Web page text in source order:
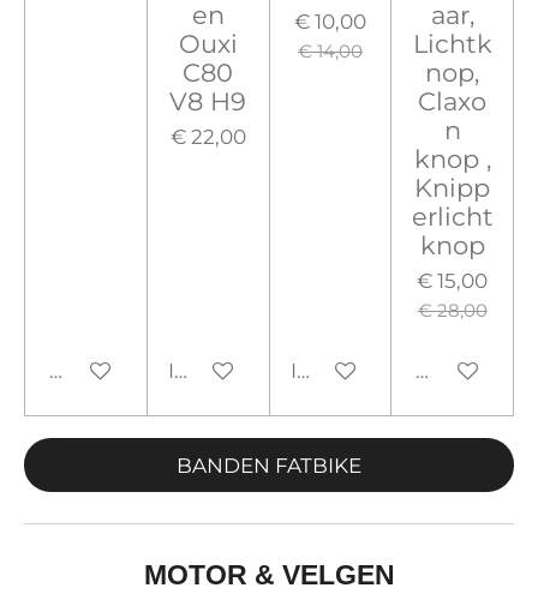
Houd mij op de hoogte
en
Ouxi
C80
V8 H9
€ 22,00
In winkelwagen
€ 10,00
€ 14,00
In winkelwagen
aar,
Lichtk
nop,
Claxo
n
knop ,
Knipp
erlicht
knop
€ 15,00
€ 28,00
Houd mij
BANDEN FATBIKE
MOTOR & VELGEN